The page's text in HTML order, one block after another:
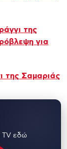
της
για
της Σαμαριάς
TV εδώ